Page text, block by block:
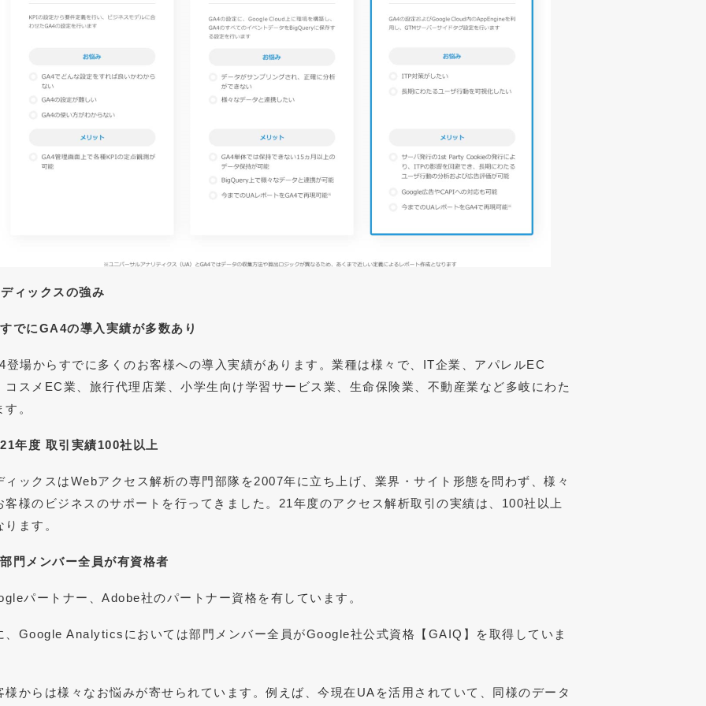
ィックスの強み
でにGA4の導入実績が多数あり
登場からすでに多くのお客様への導入実績があります。業種は様々で、IT企業、アパレルEC
コスメEC業、旅行代理店業、小学生向け学習サービス業、生命保険業、不動産業など多岐にわた
。
年度 取引実績100社以上
ィックスはWebアクセス解析の専門部隊を2007年に立ち上げ、業界・サイト形態を問わず、様々
客様のビジネスのサポートを行ってきました。21年度のアクセス解析取引の実績は、100社以上
ります。
門メンバー全員が有資格者
パートナー、Adobe社のパートナー資格を有しています。
、Google Analyticsにおいては部門メンバー全員がGoogle社公式資格【GAIQ】を取得していま
様からは様々なお悩みが寄せられています。例えば、今現在UAを活用されていて、同様のデータ